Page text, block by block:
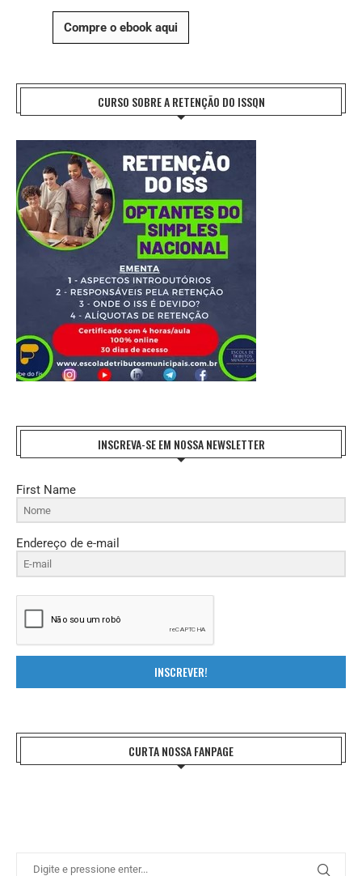
Compre o ebook aqui
CURSO SOBRE A RETENÇÃO DO ISSQN
INSCREVA-SE EM NOSSA NEWSLETTER
First Name
Endereço de e-mail
INSCREVER!
CURTA NOSSA FANPAGE